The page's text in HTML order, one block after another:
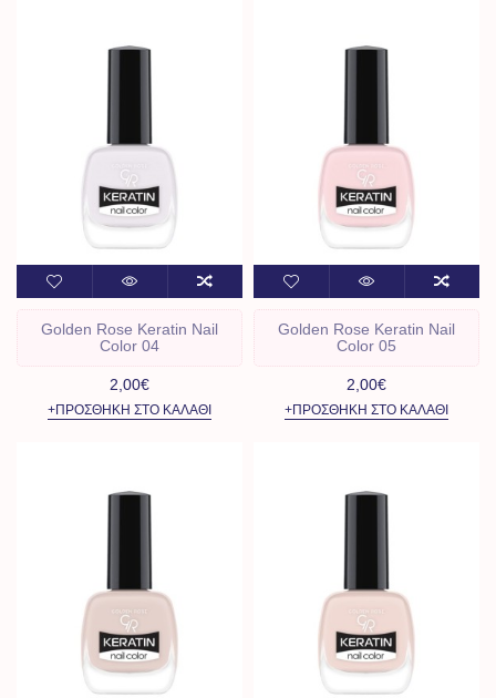
Golden Rose Keratin Nail
Color 04
2,00€
+ΠΡΟΣΘΉΚΗ ΣΤΟ ΚΑΛΆΘΙ
Golden Rose Keratin Nail
Color 05
2,00€
+ΠΡΟΣΘΉΚΗ ΣΤΟ ΚΑΛΆΘΙ